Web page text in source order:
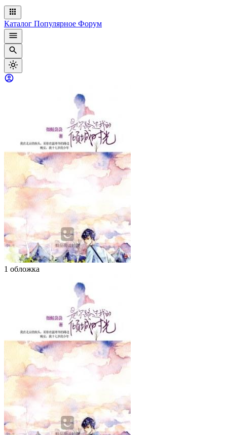
Каталог Популярное Форум
1 обложка